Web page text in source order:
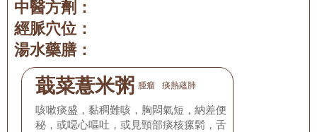
中醫方劑：
經脈穴位：
湯水藥膳：
蕺菜薏米粥 腫瘤 痰熱蘊肺
咳嗽痰盛，黏稠難咳，胸悶氣短，納差便
秘，或噁心嘔吐，或見頸部痰核瘰鬁，舌